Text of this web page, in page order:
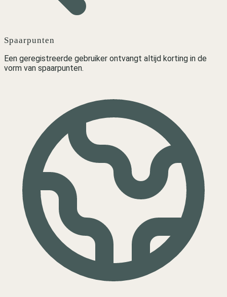
Spaarpunten
Een geregistreerde gebruiker ontvangt altijd korting in de
vorm van spaarpunten.